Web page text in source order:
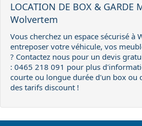
LOCATION DE BOX & GARDE
Wolvertem
Vous cherchez un espace sécurisé à
entreposer votre véhicule, vos
? Contactez nous pour un devis
: 0465 218 091 pour plus
courte ou longue durée d'un box ou
des tarifs discount !